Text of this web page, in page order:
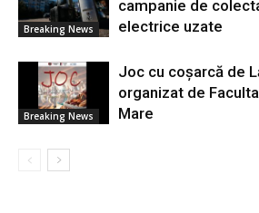
Breaking News
campanie de
electrice uzate
Breaking News
Joc cu coșarcă de
organizat de
Mare